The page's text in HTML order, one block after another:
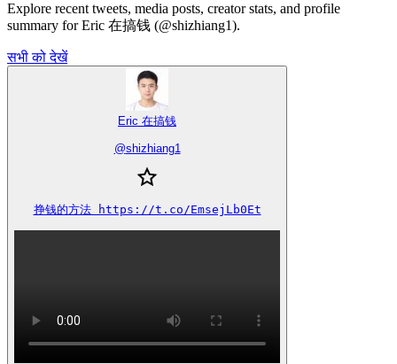
Explore recent tweets, media posts, creator stats, and profile
summary for Eric 在搞钱 (@shizhiang1).
सभी को देखें
Eric 在搞钱
@shizhiang1
挣钱的方法 https://t.co/EmsejLb0Et